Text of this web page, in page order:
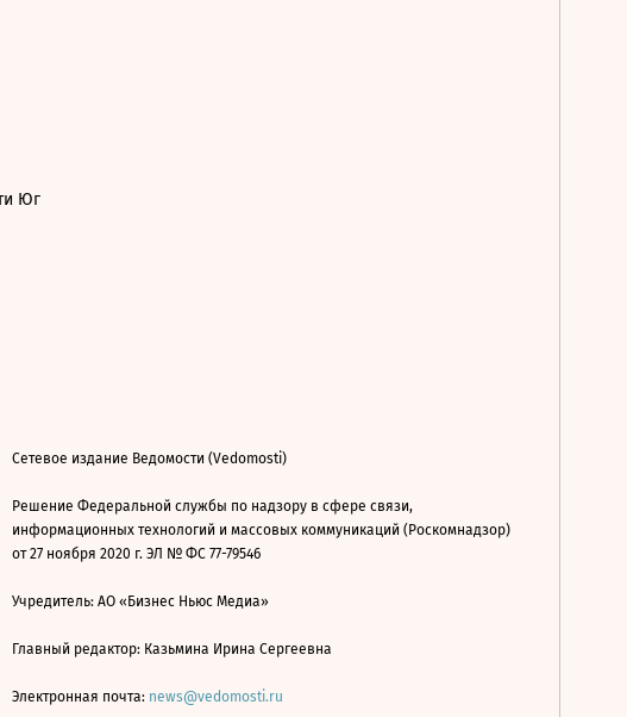
Юг
Сетевое издание Ведомости (Vedomosti)
Решение Федеральной службы по надзору в сфере связи,
информационных технологий и массовых коммуникаций (Роскомнадзор)
от 27 ноября 2020 г. ЭЛ № ФС 77-79546
Учредитель: АО «Бизнес Ньюс Медиа»
Главный редактор: Казьмина Ирина Сергеевна
Электронная почта: news@vedomosti.ru